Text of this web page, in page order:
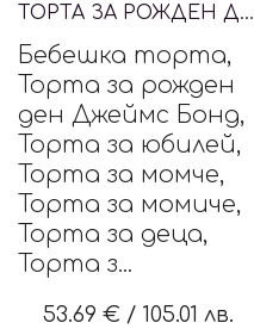
ТОРТА ЗА РОЖДЕН ДЕН ДЖЕЙМС БОНД
Бебешка торта,
Торта за рожден
ден Джеймс Бонд,
Торта за юбилей,
Торта за момче,
Торта за момиче,
Торта за деца,
Торта з...
53.69 € / 105.01 лв.